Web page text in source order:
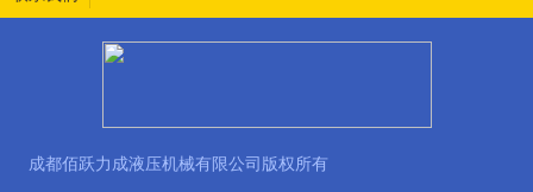
成都佰跃力成液压机械有限公司版权所有